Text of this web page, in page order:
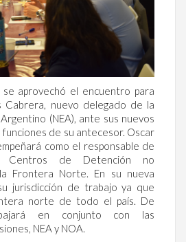
aprovechó el encuentro para
Cabrera, nuevo delegado de la
(NEA), ante sus nuevos
funciones de su antecesor. Oscar
como el responsable de
Centros de Detención no
Frontera Norte. En su nueva
jurisdicción de trabajo ya que
norte de todo el país. De
en conjunto con las
NEA y NOA.